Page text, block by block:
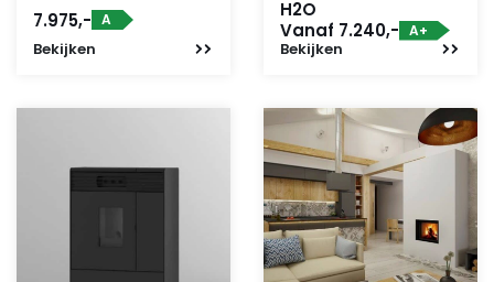
7.975,- A
Bekijken
H2O
Vanaf 7.240,- A+
Bekijken